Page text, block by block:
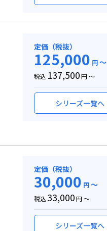
定価（税抜）
125,000 円～
税込 137,500円 ～
シリーズ一覧へ
定価（税抜）
30,000 円～
税込 33,000円 ～
シリーズ一覧へ